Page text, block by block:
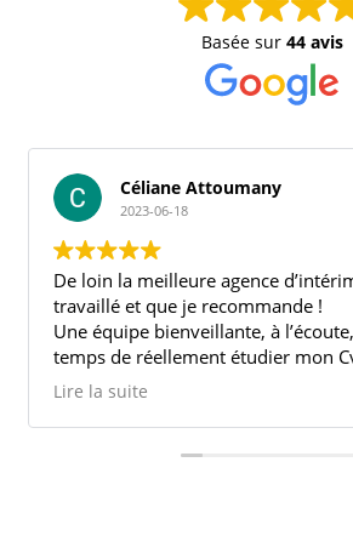
Basée sur 44 avis
Attoumany
agence d’intérim avec qui j’ai
je recommande !
bienveillante, à l’écoute, qui a pris le
étudier mon Cv, de me
discuter de mes souhaits et de ce qui
par son métier!
et Cindy pour leur suivi, de se rendre